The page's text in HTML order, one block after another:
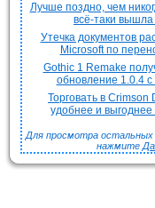
Лучше поздно, чем
всё-таки вышла
Утечка документов
Microsoft по
Gothic 1 Remake
обновление 1.0.4 с
Торговать в Crimson
удобнее и
Для просмотра остальных
нажмите